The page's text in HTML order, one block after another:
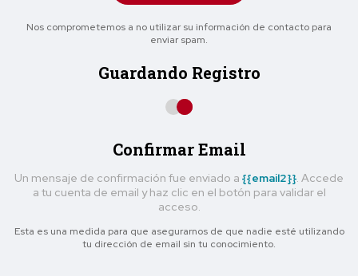
Nos comprometemos a no utilizar su información de contacto para
enviar spam.
Guardando Registro
Confirmar Email
Un mensaje de confirmación fue enviado a {{email2}} . Accede
a tu cuenta de email y haz clic en el botón para validar el
acceso.
Esta es una medida para que asegurarnos de que nadie esté utilizando
tu dirección de email sin tu conocimiento.